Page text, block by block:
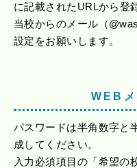
に記載されたURLから登
当校からのメール（
設定をお願いします。
WEB
パスワードは半角数字と
成してください。
入力必須項目の「希望の